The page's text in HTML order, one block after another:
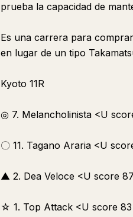
prueba la capacidad de
Es una carrera para
en lugar de un tipo
Kyoto 11R
◎ 7. Melancholinista <U
〇 11. Tagano Araria <U
▲ 2. Dea Veloce <U score
☆ 1. Top Attack <U score